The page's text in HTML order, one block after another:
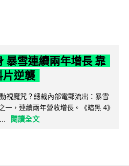
暴雪連續兩年增長 靠
片逆襲
視魔咒？總裁內部電郵流出：暴雪
一，連續兩年營收增長。《暗黑 4》
閱讀全文